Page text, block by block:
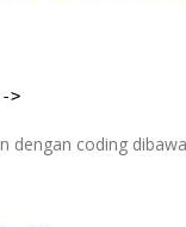
>
dengan coding